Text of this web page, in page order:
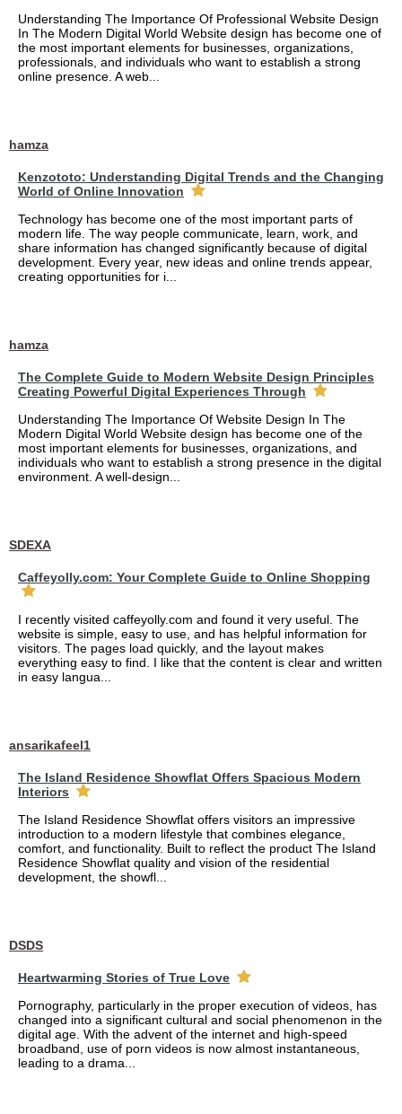
Understanding The Importance Of Professional Website Design
In The Modern Digital World Website design has become one of
the most important elements for businesses, organizations,
professionals, and individuals who want to establish a strong
online presence. A web...
hamza
Kenzototo: Understanding Digital Trends and the Changing
World of Online Innovation
Technology has become one of the most important parts of
modern life. The way people communicate, learn, work, and
share information has changed significantly because of digital
development. Every year, new ideas and online trends appear,
creating opportunities for i...
hamza
The Complete Guide to Modern Website Design Principles
Creating Powerful Digital Experiences Through
Understanding The Importance Of Website Design In The
Modern Digital World Website design has become one of the
most important elements for businesses, organizations, and
individuals who want to establish a strong presence in the digital
environment. A well-design...
SDEXA
Caffeyolly.com: Your Complete Guide to Online Shopping
I recently visited caffeyolly.com and found it very useful. The
website is simple, easy to use, and has helpful information for
visitors. The pages load quickly, and the layout makes
everything easy to find. I like that the content is clear and written
in easy langua...
ansarikafeel1
The Island Residence Showflat Offers Spacious Modern
Interiors
The Island Residence Showflat offers visitors an impressive
introduction to a modern lifestyle that combines elegance,
comfort, and functionality. Built to reflect the product The Island
Residence Showflat quality and vision of the residential
development, the showfl...
DSDS
Heartwarming Stories of True Love
Pornography, particularly in the proper execution of videos, has
changed into a significant cultural and social phenomenon in the
digital age. With the advent of the internet and high-speed
broadband, use of porn videos is now almost instantaneous,
leading to a drama...